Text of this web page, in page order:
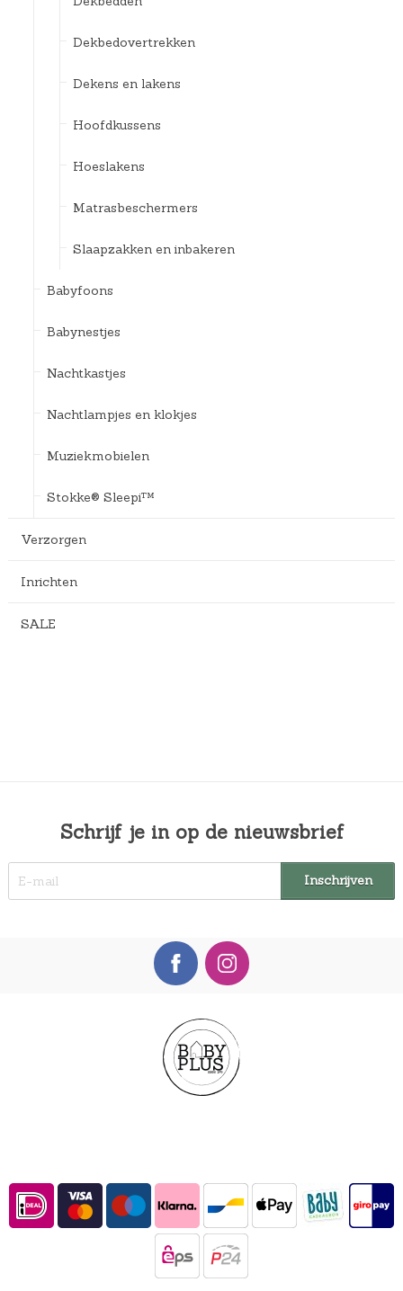
Dekbedovertrekken
Dekens en lakens
Hoofdkussens
Hoeslakens
Matrasbeschermers
Slaapzakken en inbakeren
Babyfoons
Babynestjes
Nachtkastjes
Nachtlampjes en klokjes
Muziekmobielen
Stokke® Sleepi™
Verzorgen
Inrichten
SALE
Schrijf je in op de nieuwsbrief